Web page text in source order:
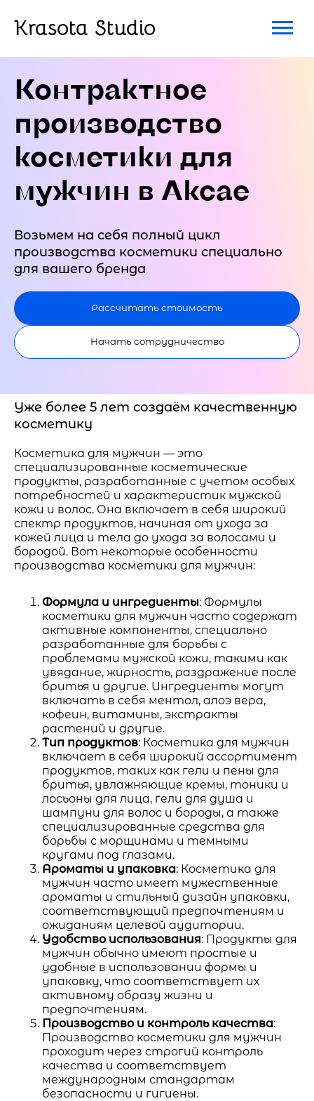
Krasota Studio
Контрактное
производство
косметики для
мужчин в Аксае
Возьмем на себя полный цикл
производства косметики специально
для вашего бренда
Рассчитать стоимость
Начать сотрудничество
Уже более 5 лет создаём качественную
косметику
Косметика для мужчин — это
специализированные косметические
продукты, разработанные с учетом особых
потребностей и характеристик мужской
кожи и волос. Она включает в себя широкий
спектр продуктов, начиная от ухода за
кожей лица и тела до ухода за волосами и
бородой. Вот некоторые особенности
производства косметики для мужчин:
Формула и ингредиенты: Формулы
косметики для мужчин часто содержат
активные компоненты, специально
разработанные для борьбы с
проблемами мужской кожи, такими как
увядание, жирность, раздражение после
бритья и другие. Ингредиенты могут
включать в себя ментол, алоэ вера,
кофеин, витамины, экстракты
растений и другие.
Тип продуктов: Косметика для мужчин
включает в себя широкий ассортимент
продуктов, таких как гели и пены для
бритья, увлажняющие кремы, тоники и
лосьоны для лица, гели для душа и
шампуни для волос и бороды, а также
специализированные средства для
борьбы с морщинами и темными
кругами под глазами.
Ароматы и упаковка: Косметика для
мужчин часто имеет мужественные
ароматы и стильный дизайн упаковки,
соответствующий предпочтениям и
ожиданиям целевой аудитории.
Удобство использования: Продукты для
мужчин обычно имеют простые и
удобные в использовании формы и
упаковку, что соответствует их
активному образу жизни и
предпочтениям.
Производство и контроль качества:
Производство косметики для мужчин
проходит через строгий контроль
качества и соответствует
международным стандартам
безопасности и гигиены.